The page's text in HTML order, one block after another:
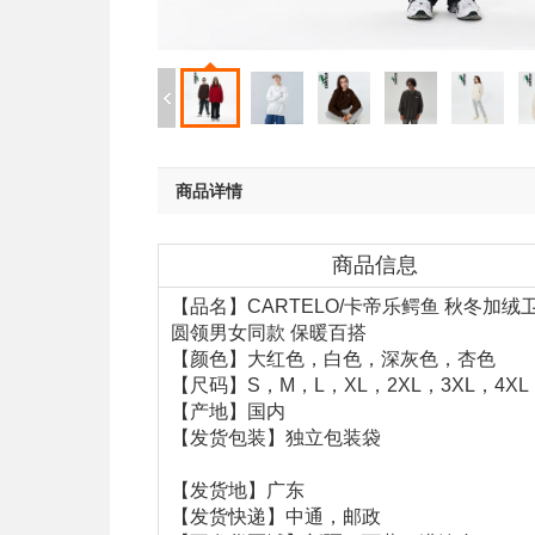
商品详情
商品信息
【品名】CARTELO/卡帝乐鳄鱼 秋冬加绒
圆领男女同款 保暖百搭
【颜色】大红色，白色，深灰色，杏色
【尺码】S，M，L，XL，2XL，3XL，4XL
【产地】国内
【发货包装】独立包装袋
【发货地】广东
【发货快递】中通，邮政